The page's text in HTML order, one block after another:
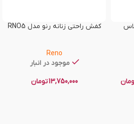
کفش راحتی زنانه رنو مدل RNO5
Reno
موجود در انبار
13,750,000تومان